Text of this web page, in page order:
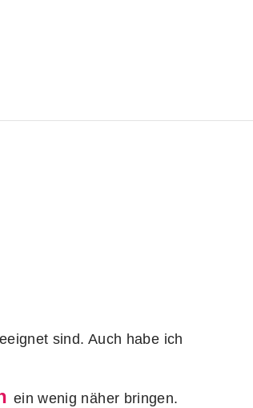
sind. Auch habe ich
ein wenig näher bringen.